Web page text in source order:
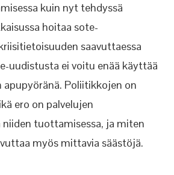
kuin nyt tehdyssä
hoitaa sote-
saavuttaessa
uudistusta ei voitu enää käyttää
Poliitikkojen on
ero on palvelujen
niiden tuottamisessa, ja miten
myös mittavia säästöjä.